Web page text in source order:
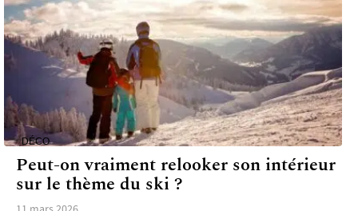
DÉCO
Peut-on vraiment relooker son intérieur
sur le thème du ski ?